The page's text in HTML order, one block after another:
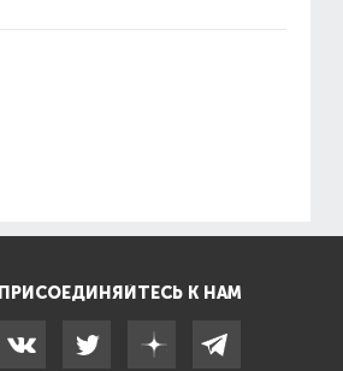
ПРИСОЕДИНЯЙТЕСЬ К НАМ